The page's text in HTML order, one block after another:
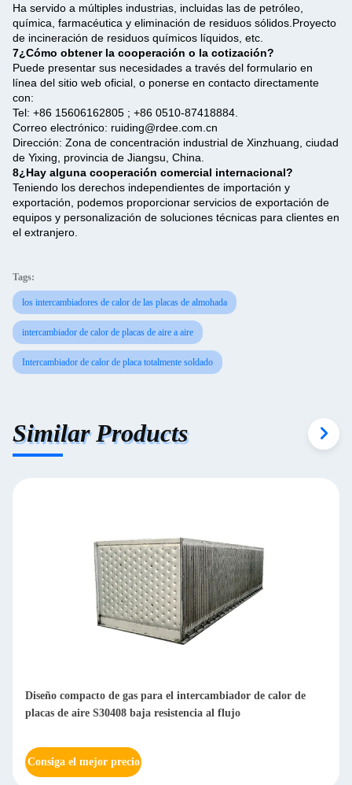
Ha servido a múltiples industrias, incluidas las de petróleo,
química, farmacéutica y eliminación de residuos sólidos.Proyecto
de incineración de residuos químicos líquidos, etc.
7¿Cómo obtener la cooperación o la cotización?
Puede presentar sus necesidades a través del formulario en
línea del sitio web oficial, o ponerse en contacto directamente
con:
Tel: +86 15606162805 ; +86 0510-87418884.
Correo electrónico: ruiding@rdee.com.cn
Dirección: Zona de concentración industrial de Xinzhuang, ciudad
de Yixing, provincia de Jiangsu, China.
8¿Hay alguna cooperación comercial internacional?
Teniendo los derechos independientes de importación y
exportación, podemos proporcionar servicios de exportación de
equipos y personalización de soluciones técnicas para clientes en
el extranjero.
Tags:
los intercambiadores de calor de las placas de almohada
intercambiador de calor de placas de aire a aire
Intercambiador de calor de placa totalmente soldado
Similar Products
Gas de combustión o almohada de aire Intercambiador de
calor de placas de aire de aire estable Eficiente y compacto
Consiga el mejor precio